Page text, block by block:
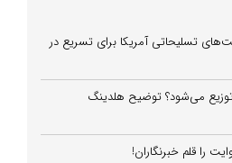
تسلیحاتی آمریکا برای تسریع در
می‌شود؟ توضیح هلدینگ
را قلم خبرنگاران!